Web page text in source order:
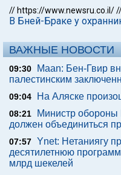
// https://www.newsru.co.il/
В Бней-Браке у
ВАЖНЫЕ НОВОСТИ
09:30
Maan: Бен-Гвир
палестинским
09:04 На Аляске
08:21
Министр обороны
должен объединиться
07:57 Ynet: Нетаниягу
десятилетнюю
млрд шекелей